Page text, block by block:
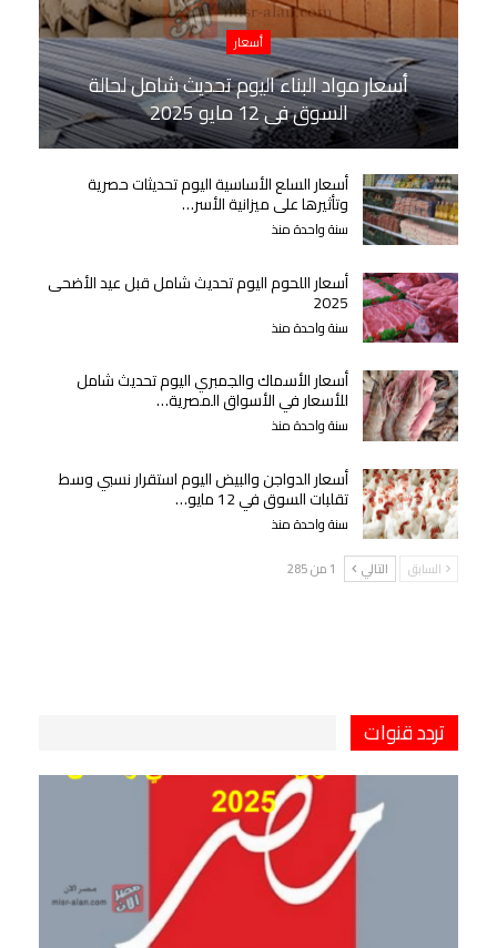
أسعار
أسعار مواد البناء اليوم تحديث شامل لحالة
السوق في 12 مايو 2025
أسعار السلع الأساسية اليوم تحديثات حصرية
وتأثيرها على ميزانية الأسر…
سنة واحدة منذ
أسعار اللحوم اليوم تحديث شامل قبل عيد الأضحى
2025
سنة واحدة منذ
أسعار الأسماك والجمبري اليوم تحديث شامل
للأسعار في الأسواق المصرية…
سنة واحدة منذ
أسعار الدواجن والبيض اليوم استقرار نسبي وسط
تقلبات السوق في 12 مايو…
سنة واحدة منذ
السابق التالي 1 من 285
تردد قنوات